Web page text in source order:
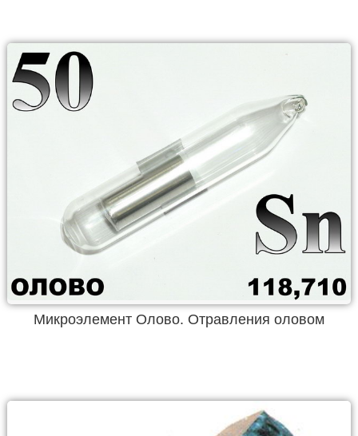
Микроэлемент Олово. Отравления оловом